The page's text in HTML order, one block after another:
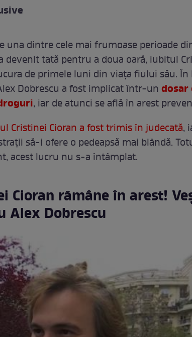
una dintre cele mai frumoase perioade
devenit tată pentru a doua oară, iubitul
de primele luni din viața fiului său. În
Dobrescu a fost implicat într-un dosar
, iar de atunci se află în arest
Cristinei Cioran a fost trimis în judecată,
să-i ofere o pedeapsă mai blândă.
acest lucru nu s-a întâmplat.
Cioran rămâne în arest!
Alex Dobrescu